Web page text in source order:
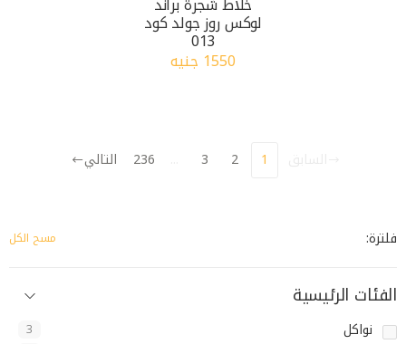
لوكس روز جولد كود
013
1550 جنيه
1
2
3
236 التالي
فلترة: مسح الكل
الفئات الرئيسية
نواكل 3